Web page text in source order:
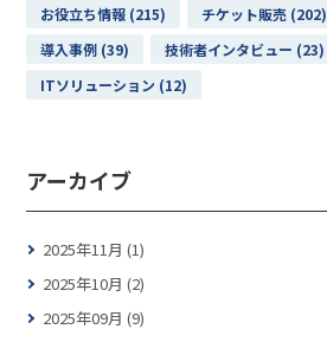
お役立ち情報 (215) チケット販売 (202)
導入事例 (39)
技術者インタビュー (23)
ITソリューション (12)
アーカイブ
2025年11月 (1)
2025年10月 (2)
2025年09月 (9)